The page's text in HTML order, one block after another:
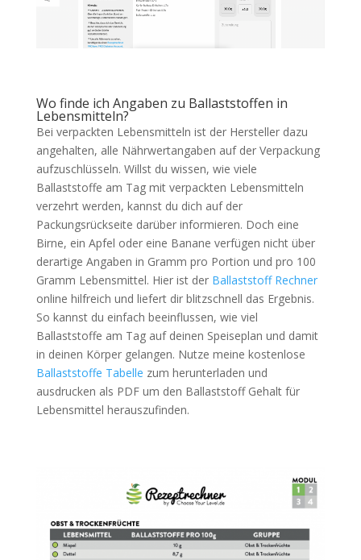
Wo finde ich Angaben zu Ballaststoffen in
Lebensmitteln?
Bei verpackten Lebensmitteln ist der Hersteller dazu
angehalten, alle Nährwertangaben auf der Verpackung
aufzuschlüsseln. Willst du wissen, wie viele
Ballaststoffe am Tag mit verpackten Lebensmitteln
verzehrt werden, kannst du dich auf der
Packungsrückseite darüber informieren. Doch eine
Birne, ein Apfel oder eine Banane verfügen nicht über
derartige Angaben in Gramm pro Portion und pro 100
Gramm Lebensmittel. Hier ist der Ballaststoff Rechner
online hilfreich und liefert dir blitzschnell das Ergebnis.
So kannst du einfach beeinflussen, wie viel
Ballaststoffe am Tag auf deinen Speiseplan und damit
in deinen Körper gelangen. Nutze meine kostenlose
Ballaststoffe Tabelle zum herunterladen und
ausdrucken als PDF um den Ballaststoff Gehalt für
Lebensmittel herauszufinden.